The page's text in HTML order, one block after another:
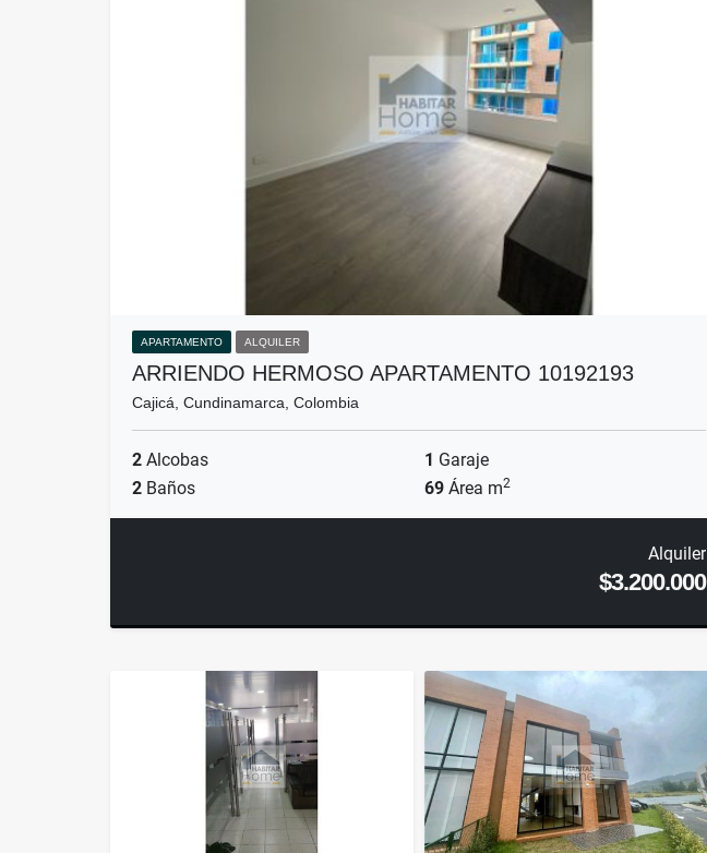
APARTAMENTO ALQUILER
ARRIENDO HERMOSO APARTAMENTO 10192193
Cajicá, Cundinamarca, Colombia
2 Alcobas 1 Garaje
2 Baños 69 Área m2
Alquiler
$3.200.000